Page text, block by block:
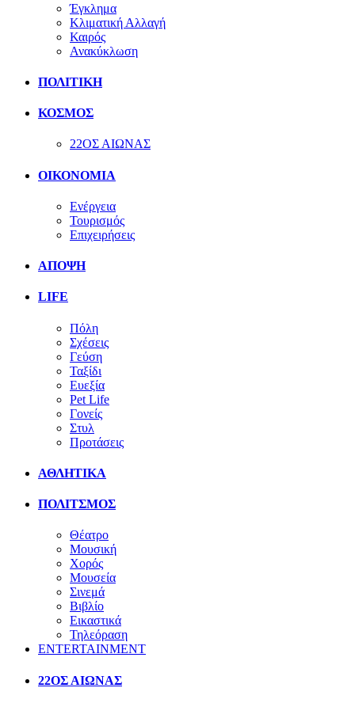
Έγκλημα
Κλιματική Αλλαγή
Καιρός
Ανακύκλωση
ΠΟΛΙΤΙΚΗ
ΚΟΣΜΟΣ
22ΟΣ ΑΙΩΝΑΣ
ΟΙΚΟΝΟΜΙΑ
Ενέργεια
Τουρισμός
Επιχειρήσεις
ΑΠΟΨΗ
LIFE
Πόλη
Σχέσεις
Γεύση
Ταξίδι
Ευεξία
Pet Life
Γονείς
Στυλ
Προτάσεις
ΑΘΛΗΤΙΚΑ
ΠΟΛΙΤΣΜΟΣ
Θέατρο
Μουσική
Χορός
Μουσεία
Σινεμά
Βιβλίο
Εικαστικά
Τηλεόραση
ENTERTAINMENT
22ΟΣ ΑΙΩΝΑΣ